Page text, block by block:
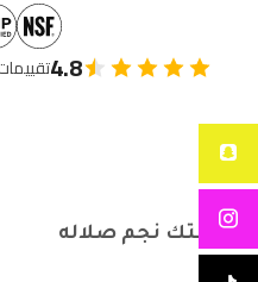
4.8
كوزمتك نجم صلاله